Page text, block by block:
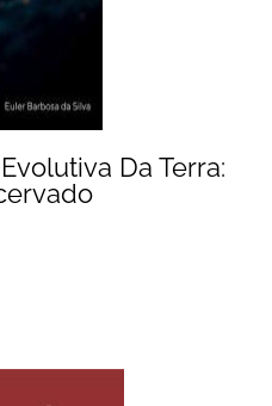
Da Terra: